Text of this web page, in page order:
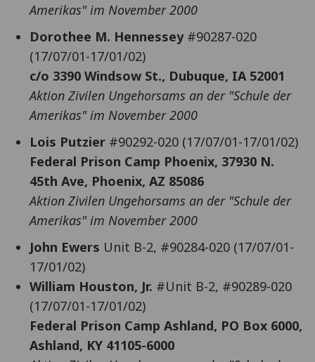
Amerikas" im November 2000
Dorothee M. Hennessey#90287-020
(17/07/01-17/01/02)
c/o 3390 Windsow St., Dubuque, IA 52001
Aktion Zivilen Ungehorsams an der "Schule der
Amerikas" im November 2000
Lois Putzier #90292-020 (17/07/01-17/01/02)
Federal Prison Camp Phoenix, 37930 N.
45th Ave, Phoenix, AZ 85086
Aktion Zivilen Ungehorsams an der "Schule der
Amerikas" im November 2000
John Ewers Unit B-2, #90284-020 (17/07/01-
17/01/02)
William Houston, Jr. #Unit B-2, #90289-020
(17/07/01-17/01/02)
Federal Prison Camp Ashland, PO Box 6000,
Ashland, KY 41105-6000